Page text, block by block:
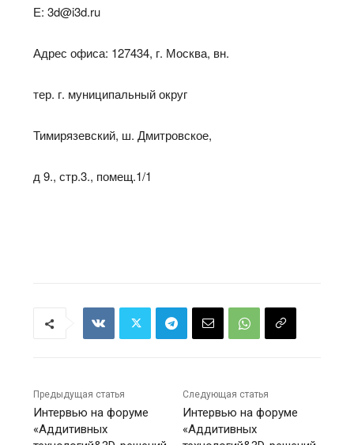
Е: 3d@i3d.ru
Адрес офиса: 127434, г. Москва, вн.
тер. г. муниципальный округ
Тимирязевский, ш. Дмитровское,
д 9., стр.3., помещ.1/1
Предыдущая статья
Интервью на форуме
«Аддитивных
Следующая статья
Интервью на форуме
«Аддитивных